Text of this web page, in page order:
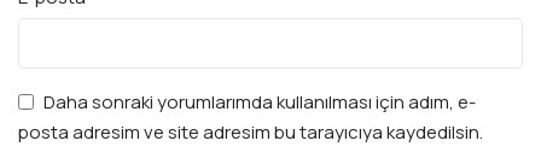
Daha sonraki yorumlarımda kullanılması için adım, e-
posta adresim ve site adresim bu tarayıcıya kaydedilsin.